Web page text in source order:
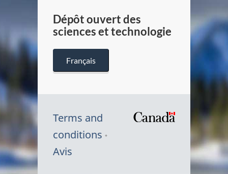
Dépôt ouvert des
sciences et technologie
Français
Terms and
conditions
Avis
Symbole